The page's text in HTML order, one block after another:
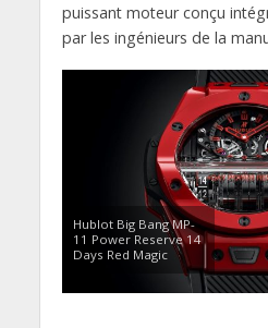
puissant moteur conçu
par les ingénieurs de la
Hublot Big Bang MP-
11 Power Reserve 14
Days Red Magic